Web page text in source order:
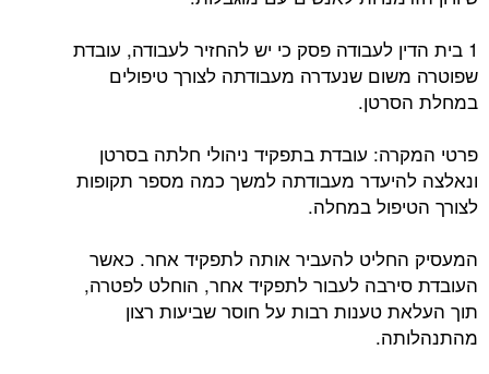
1 בית הדין לעבודה פסק כי יש להחזיר לעבודה, עובדת
שפוטרה משום שנעדרה מעבודתה לצורך טיפולים
במחלת הסרטן.
פרטי המקרה: עובדת בתפקיד ניהולי חלתה בסרטן
ונאלצה להיעדר מעבודתה למשך כמה מספר תקופות
לצורך הטיפול במחלה.
המעסיק החליט להעביר אותה לתפקיד אחר. כאשר
העובדת סירבה לעבור לתפקיד אחר, הוחלט לפטרה,
תוך העלאת טענות רבות על חוסר שביעות רצון
מהתנהלותה.